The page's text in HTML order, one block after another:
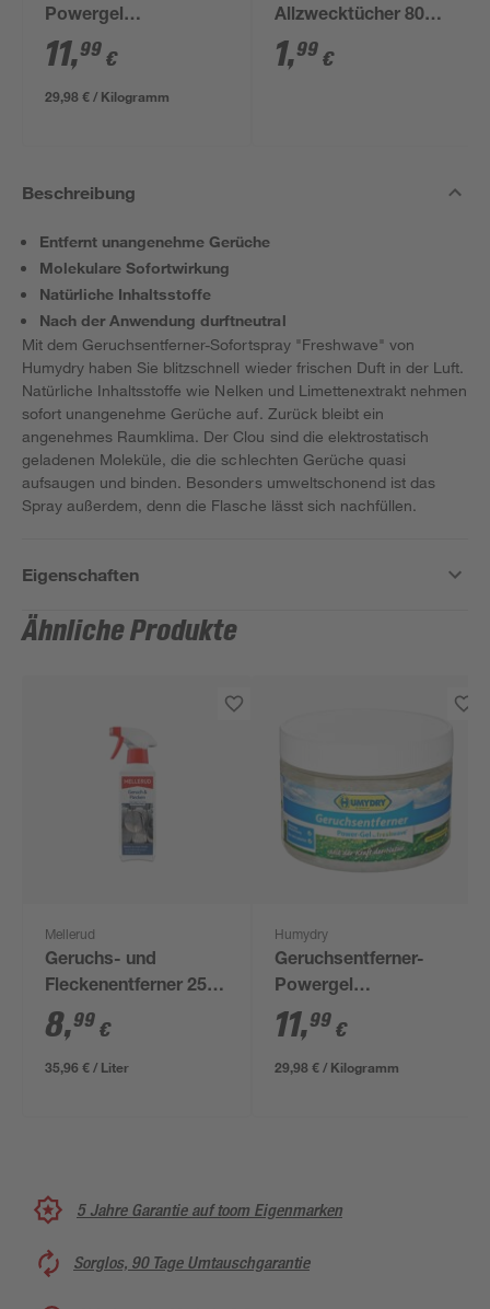
Powergel
"Freshwave" 400 g
11,99 €
29,98 € / Kilogramm
Allzwecktücher 80
Stück
1,99 €
Beschreibung
Entfernt unangenehme Gerüche
Molekulare Sofortwirkung
Natürliche Inhaltsstoffe
Nach der Anwendung durftneutral
Mit dem Geruchsentferner-Sofortspray "Freshwave" von
Humydry haben Sie blitzschnell wieder frischen Duft in der Luft.
Natürliche Inhaltsstoffe wie Nelken und Limettenextrakt nehmen
sofort unangenehme Gerüche auf. Zurück bleibt ein
angenehmes Raumklima. Der Clou sind die elektrostatisch
geladenen Moleküle, die die schlechten Gerüche quasi
aufsaugen und binden. Besonders umweltschonend ist das
Spray außerdem, denn die Flasche lässt sich nachfüllen.
Eigenschaften
Ähnliche Produkte
Mellerud
Geruchs- und
Fleckenentferner 250
ml
8,99 €
35,96 € / Liter
Humydry
Geruchsentferner-
Powergel
"Freshwave" 400 g
11,99 €
29,98 € / Kilogramm
5 Jahre Garantie auf toom Eigenmarken
Sorglos, 90 Tage Umtauschgarantie